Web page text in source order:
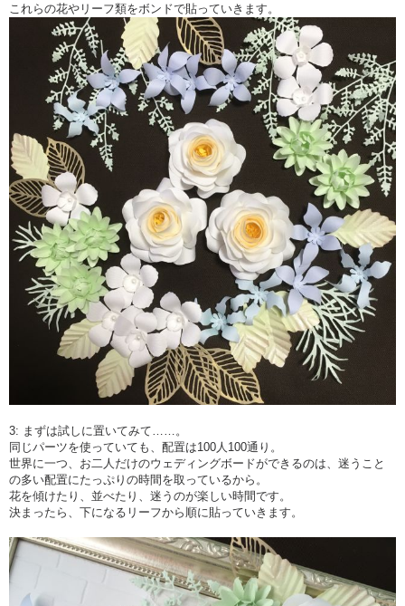
これらの花やリーフ類をボンドで貼っていきます。
3: まずは試しに置いてみて……。
同じパーツを使っていても、配置は100人100通り。
世界に一つ、お二人だけのウェディングボードができるのは、迷うこと
の多い配置にたっぷりの時間を取っているから。
花を傾けたり、並べたり、迷うのが楽しい時間です。
決まったら、下になるリーフから順に貼っていきます。